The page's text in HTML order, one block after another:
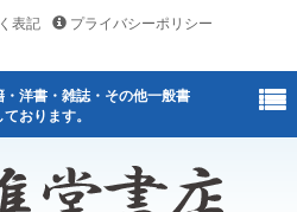
表記
プライバシーポリシー
洋書・雑誌・その他一般書
おります。